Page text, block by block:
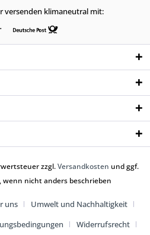
versenden klimaneutral mit:
zzgl.Versandkosten und ggf.
nicht anders beschrieben
uns
Umwelt und Nachhaltigkeit
Widerrufsrecht